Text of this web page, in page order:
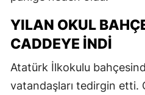
YILAN OKUL
CADDEYE INDI
Atatürk İlkokulu
vatandaşları tedirgin etti.